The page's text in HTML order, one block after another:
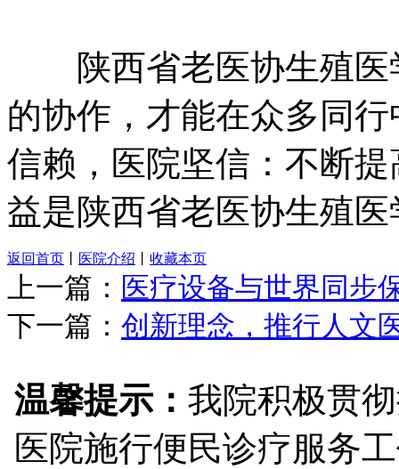
陕西省老医协生殖医
的协作，才能在众多同
信赖，医院坚信：不断
益是陕西省老医协生殖
返回首页 医院介绍 收藏本页
上一篇： 医疗设备与世界同步
下一篇： 创新理念，推行人文
温馨提示： 我院积极贯
医院施行便民诊疗服务